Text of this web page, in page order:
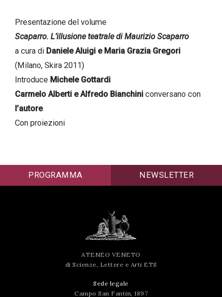
Presentazione del volume
Scaparro. L’illusione teatrale di Maurizio Scaparro
a cura di Daniele Aluigi e Maria Grazia Gregori
(Milano, Skira 2011)
Introduce Michele Gottardi
Carmelo Alberti e Alfredo Bianchini conversano con
l’autore
Con proiezioni
decreto
legislativo
196/03
Registrazione
avvenuta con
successo!
PROGRAMMA NEWSLETTER
ATENEO VENETO
di Scienze, Lettere e Arti ETS
Sede legale
Campo San Fantin, 1897